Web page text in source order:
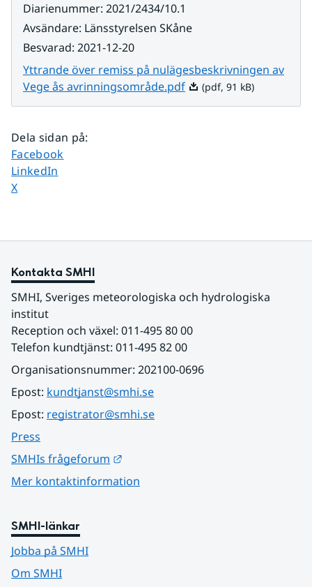
Diarienummer: 2021/2434/10.1
Avsändare: Länsstyrelsen SKåne
Besvarad: 2021-12-20
Yttrande över remiss på nulägesbeskrivningen av
Vege ås avrinningsområde.pdfPdf, 91 kB.
(pdf, 91 kB)
Dela sidan på:
Dela sidan på
Facebook
Dela sidan på
LinkedIn
Dela sidan på
X
Kontakta SMHI
SMHI, Sveriges meteorologiska och hydrologiska
institut
Reception och växel: 011-495 80 00
Telefon kundtjänst: 011-495 82 00
Organisationsnummer: 202100-0696
Epost: kundtjanst@smhi.se
Epost: registrator@smhi.se
Press
SMHIs frågeforum
Mer kontaktinformation
SMHI-länkar
Jobba på SMHI
Om SMHI